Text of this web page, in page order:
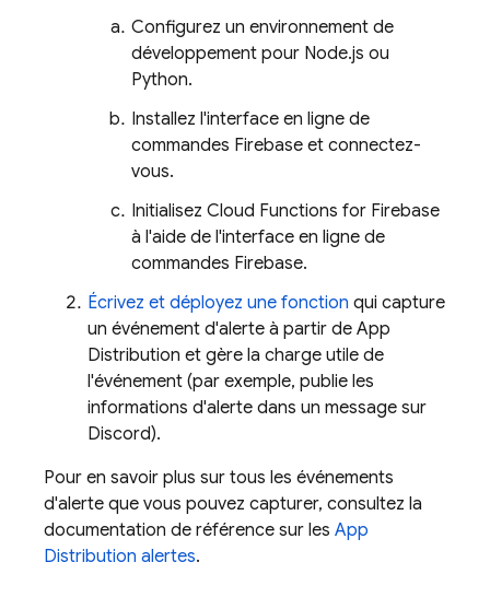
Configurez un environnement de
développement pour Node.js ou
Python.
Installez l'interface en ligne de
commandes Firebase et connectez-
vous.
Initialisez Cloud Functions for Firebase
à l'aide de l'interface en ligne de
commandes Firebase.
Écrivez et déployez une fonction qui capture
un événement d'alerte à partir de App
Distribution et gère la charge utile de
l'événement (par exemple, publie les
informations d'alerte dans un message sur
Discord).
Pour en savoir plus sur tous les événements
d'alerte que vous pouvez capturer, consultez la
documentation de référence sur les App
Distribution alertes.